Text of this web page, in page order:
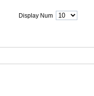
Display Num